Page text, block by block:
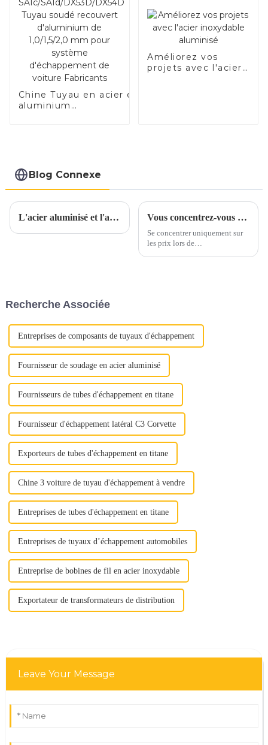
Chine Tuyau en acier en
aluminium
de voiture Fabricants
Améliorez vos
projets avec l'acier
Blog Connexe
L'acier aluminisé et l'acier inoxydable aluminisé sont-ils parents ? Vous concentrez-vous uniquement sur les prix lorsque vous vous approvisionnez en acier inoxydable ?
Se concentrer uniquement sur
les prix lors de
qualité »
Recherche Associée
Entreprises de composants de tuyaux d'échappement
Fournisseur de soudage en acier aluminisé
Fournisseurs de tubes d'échappement en titane
Fournisseur d'échappement latéral C3 Corvette
Exporteurs de tubes d'échappement en titane
Chine 3 voiture de tuyau d'échappement à vendre
Entreprises de tubes d'échappement en titane
Entreprises de tuyaux d’échappement automobiles
Entreprise de bobines de fil en acier inoxydable
Exportateur de transformateurs de distribution
Leave Your Message